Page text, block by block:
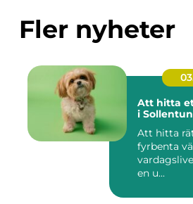
Fler nyheter
Att hitta
i
Att hitta
fyrbenta
en u...